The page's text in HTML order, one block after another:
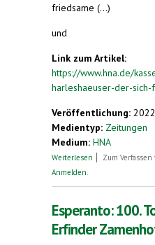
friedsame (...)
und
Link zum Artikel:
https://www.hna.de/
harleshaeuser-der-
Veröffentlichung:
Medientyp: Zeitungen
Medium: HNA
Weiterlesen über Über einen
Zum
Anmelden
Esperanto: 100.
Erfinder